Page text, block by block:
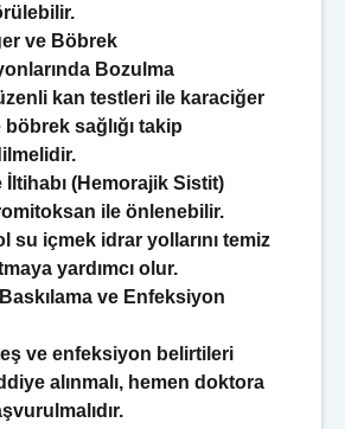
ve Böbrek
Bozulma
kan testleri ile karaciğer
böbrek sağlığı takip
İltihabı (Hemorajik Sistit)
ile önlenebilir.
su içmek idrar yollarını temiz
yardımcı olur.
ve Enfeksiyon
ve enfeksiyon belirtileri
alınmalı, hemen doktora